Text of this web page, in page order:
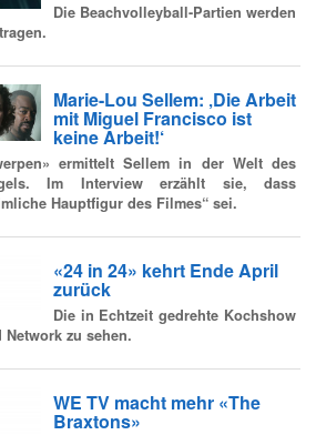
Die Beachvolleyball-Partien werden
Marie-Lou Sellem: ‚Die Arbeit
mit Miguel Francisco ist
keine Arbeit!‘
ermittelt Sellem in der Welt des
Im Interview erzählt sie, dass
Hauptfigur des Filmes“ sei.
«24 in 24» kehrt Ende April
zurück
Die in Echtzeit gedrehte Kochshow
zu sehen.
WE TV macht mehr «The
Braxtons»